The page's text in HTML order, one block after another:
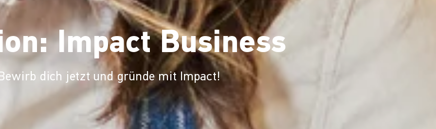
Impact Business
dich jetzt und gründe mit Impact!